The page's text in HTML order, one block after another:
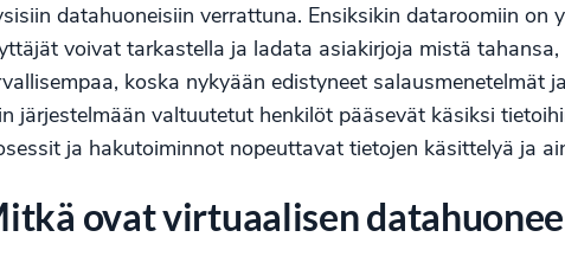
datahuoneisiin verrattuna. Ensiksikin dataroomiin on
voivat tarkastella ja ladata asiakirjoja mistä
koska nykyään edistyneet salausmenetelmät
järjestelmään valtuutetut henkilöt pääsevät käsiksi
ja hakutoiminnot nopeuttavat tietojen käsittelyä ja
ovat virtuaalisen